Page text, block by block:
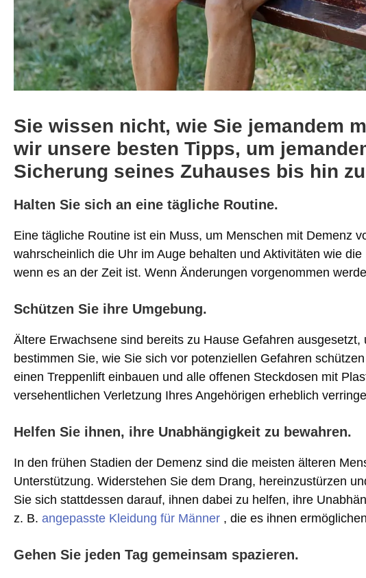
Sie wissen nicht, wie Sie jemandem
wir unsere besten Tipps, um
Sicherung seines Zuhauses bis hin
Halten Sie sich an eine tägliche Routine.
Eine tägliche Routine ist ein Muss, um Menschen mit Demenz
wahrscheinlich die Uhr im Auge behalten und Aktivitäten wie
wenn es an der Zeit ist. Wenn Änderungen vorgenommen
Schützen Sie ihre Umgebung.
Ältere Erwachsene sind bereits zu Hause Gefahren
bestimmen Sie, wie Sie sich vor potenziellen Gefahren
einen Treppenlift einbauen und alle offenen Steckdosen mit
versehentlichen Verletzung Ihres Angehörigen erheblich
Helfen Sie ihnen, ihre Unabhängigkeit zu bewahren.
In den frühen Stadien der Demenz sind die meisten älteren
Unterstützung. Widerstehen Sie dem Drang, hereinzustürzen
Sie sich stattdessen darauf, ihnen dabei zu helfen, ihre
z. B. angepasste Kleidung für Männer , die es ihnen
Gehen Sie jeden Tag gemeinsam spazieren.